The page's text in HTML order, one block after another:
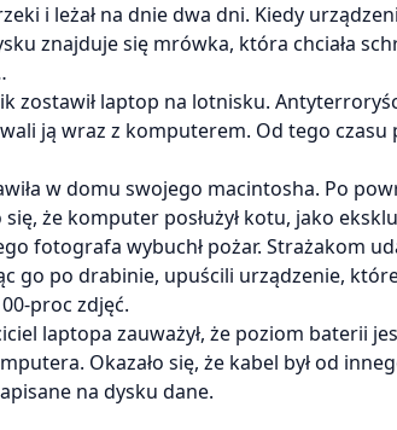
i leżał na dnie dwa dni. Kiedy
znajduje się mrówka, która chciała
zostawił laptop na lotnisku.
ją wraz z komputerem. Od tego
w domu swojego macintosha. Po
że komputer posłużył kotu, jako
fotografa wybuchł pożar. Strażakom
go po drabinie, upuścili urządzenie,
proc zdjęć.
laptopa zauważył, że poziom baterii
Okazało się, że kabel był od
na dysku dane.